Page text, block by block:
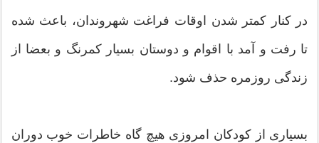
در کنار کمتر شدن اوقات فراغت شهروندان، باعث شده
تا رفت و آمد با اقوام و دوستان بسیار کمرنگ و بعضا از
زندگی روزمره حذف شود.
بسیاری از کودکان امروزی هیچ گاه خاطرات خوب دوران